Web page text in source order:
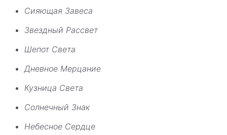
Сияющая Завеса
Звездный Рассвет
Шепот Света
Дневное Мерцание
Кузница Света
Солнечный Знак
Небесное Сердце